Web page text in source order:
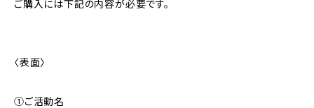
ご購入には下記の内容が必要です。
〈表面〉
①ご活動名